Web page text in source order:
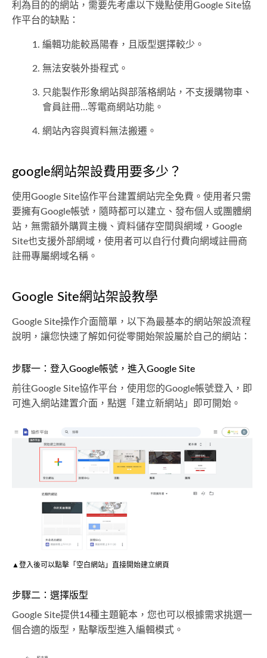
利為目的的網站，需要先考慮以下幾點使用Google Site協
作平台的缺點：
編輯功能較爲陽春，且版型選擇較少。
無法安裝外掛程式。
只能製作形象網站與部落格網站，不支援購物車、
會員註冊…等電商網站功能。
網站內容與資料無法搬遷。
google網站架設費用要多少？
使用Google Site協作平台建置網站完全免費。使用者只需
要擁有Google帳號，隨時都可以建立、發布個人或團體網
站，無需額外購買主機、資料儲存空間與網域，Google
Site也支援外部網域，使用者可以自行付費向網域註冊商
註冊專屬網域名稱。
Google Site網站架設教學
Google Site操作介面簡單，以下為最基本的網站架設流程
說明，讓您快速了解如何從零開始架設屬於自己的網站：
步驟一：登入Google帳號，進入Google Site
前往Google Site協作平台，使用您的Google帳號登入，即
可進入網站建置介面，點選「建立新網站」即可開始。
▲登入後可以點擊「空白網站」直接開始建立網頁
步驟二：選擇版型
Google Site提供14種主題範本，您也可以根據需求挑選一
個合適的版型，點擊版型進入編輯模式。